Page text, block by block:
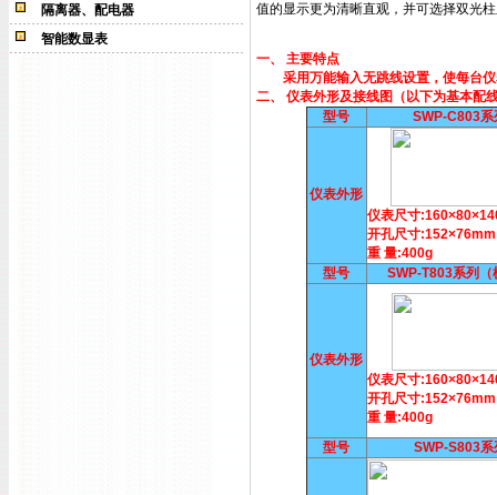
隔离器、配电器
智能数显表
值的显示更为清晰直观，并可选择双光
一、 主要特点
采用万能输入无跳线设置，使每台仪
二、 仪表外形及接线图（以下为基本配
型号
SWP-C803系
仪表外形
仪表尺寸
开孔尺寸:152×76mm
重 量:400g
型号
SWP-T803系列（
仪表外形
仪表尺寸
开孔尺寸:152×76mm
重 量:400g
型号
SWP-S803系